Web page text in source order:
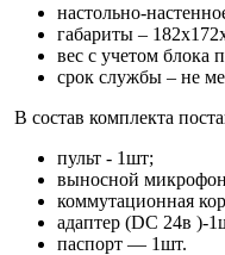
настольно-
габариты –
вес с учетом блока
cрок службы – не
В состав комплекта
пульт - 1шт;
выносной
коммутационная
адаптер (DC 24в )-
паспорт — 1шт.